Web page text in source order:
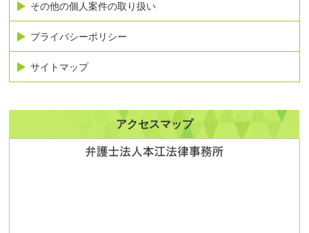
その他の個人案件の取り扱い
プライバシーポリシー
サイトマップ
アクセスマップ